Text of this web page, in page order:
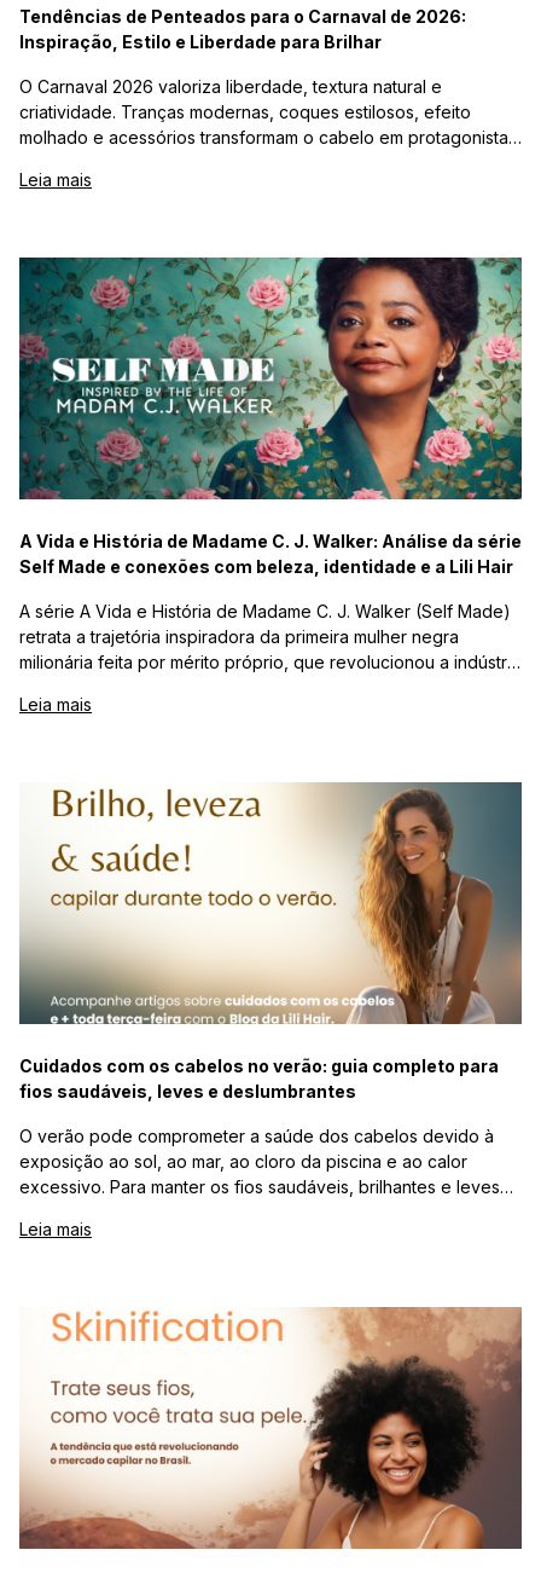
Tendências de Penteados para o Carnaval de 2026:
Inspiração, Estilo e Liberdade para Brilhar
O Carnaval 2026 valoriza liberdade, textura natural e
criatividade. Tranças modernas, coques estilosos, efeito
molhado e acessórios transformam o cabelo em protagonista
Leia mais
A Vida e História de Madame C. J. Walker: Análise da série
Self Made e conexões com beleza, identidade e a Lili Hair
A série A Vida e História de Madame C. J. Walker (Self Made)
retrata a trajetória inspiradora da primeira mulher negra
milionária feita por mérito próprio, que revolucionou a indústria
negros. Em um contexto de exclusão social e padrões
Nesta análise, exploramos os principais aprendizados da
série, o papel do cabelo como símbolo de autoestima e o
impacto do empreendedorismo com propósito. A história de
Madame C. J. Walker dialoga diretamente com a essência da
Lili Hair, que acredita que beleza é liberdade de expressão e
respeito às individualidades. Um conteúdo inspirador para
quem vê no cuidado capilar muito mais do que estética — vê
transformação.
Leia mais
Cuidados com os cabelos no verão: guia completo para
fios saudáveis, leves e deslumbrantes
O verão pode comprometer a saúde dos cabelos devido à
exposição ao sol, ao mar, ao cloro da piscina e ao calor
excessivo. Para manter os fios saudáveis, brilhantes e leves
frequente, lavagem equilibrada, proteção solar capilar e
orgânicos, bio orgânicos e sintéticos, preservando beleza,
maciez e durabilidade mesmo nos dias mais quentes.
Leia mais